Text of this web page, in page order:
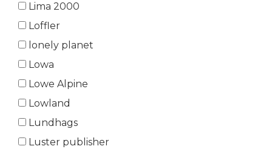
Lima 2000
Loffler
lonely planet
Lowa
Lowe Alpine
Lowland
Lundhags
Luster publisher